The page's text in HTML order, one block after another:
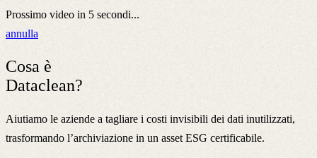
Prossimo video in 5 secondi...
annulla
Cosa è
Dataclean?
Aiutiamo le aziende a tagliare i costi invisibili dei dati inutilizzati,
trasformando l’archiviazione in un asset ESG certificabile.